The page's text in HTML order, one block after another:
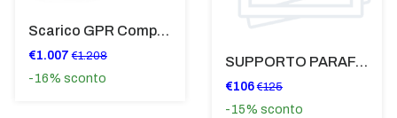
Scarico GPR Compatibile Con Bmw K 1600 Gt 2017-2021 - Hyper Sonic Black Titanium
€1.007 €1.208
-16% sconto
SUPPORTO PARAFANGO POSTERIORE BMW F900XR
€106 €125
-15% sconto